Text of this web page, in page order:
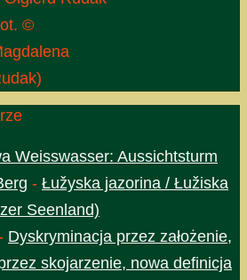
©
Weisswasser: Aussichtsturm
- Łužyska jazorina / Łužiska
Seenland)
Dyskryminacja przez założenie,
skojarzenie, nowa definicja